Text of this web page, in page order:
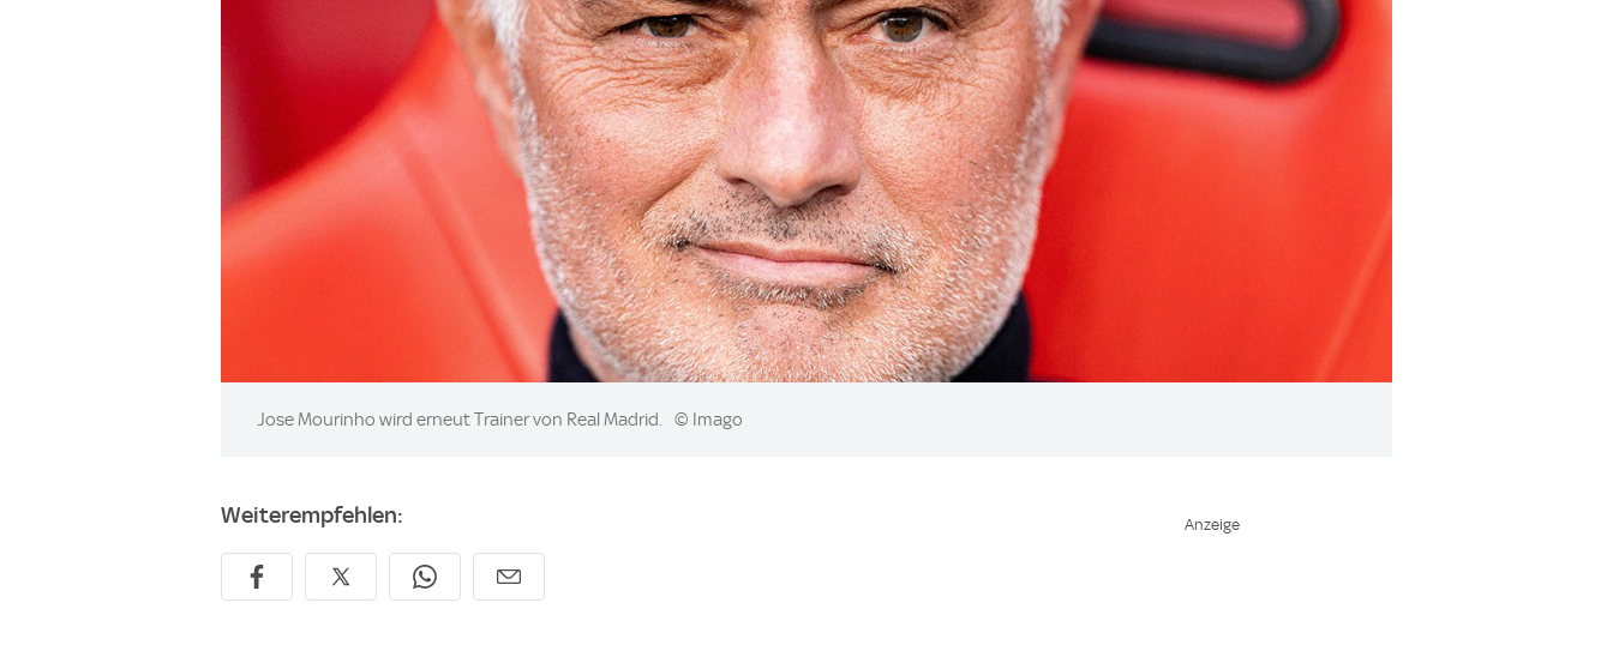
Image:
Jose Mourinho wird erneut Trainer von Real Madrid. © Imago
Weiterempfehlen: